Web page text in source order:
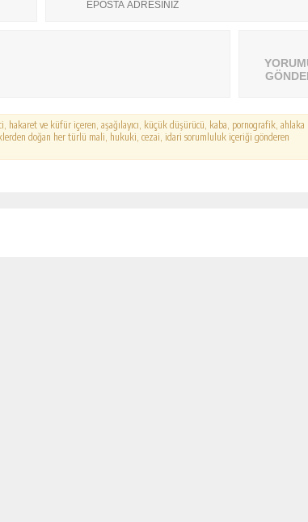
hakaret ve küfür içeren, aşağılayıcı, küçük düşürücü, kaba, pornografik, ahlaka
doğan her türlü mali, hukuki, cezai, idari sorumluluk içeriği gönderen